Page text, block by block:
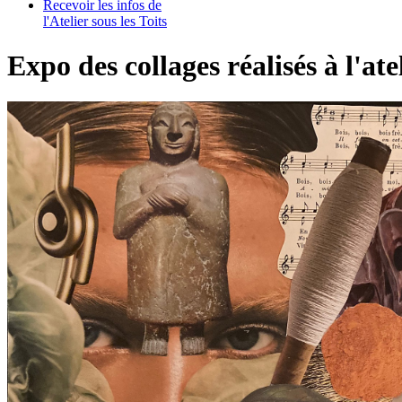
Recevoir les infos de
l'Atelier sous les Toits
Expo des collages réalisés à